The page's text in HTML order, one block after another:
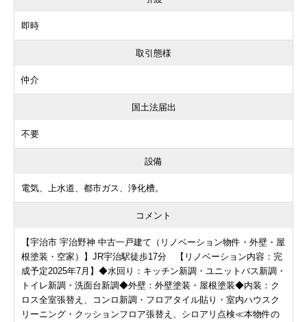
即時
取引態様
仲介
国土法届出
不要
設備
電気、上水道、都市ガス、浄化槽。
コメント
【宇治市 宇治野神 中古一戸建て（リノベーション物件・外壁・屋
根塗装・空家）】JR宇治駅徒歩17分 【リノベーション内容：完
成予定2025年7月】◆水回り：キッチン新調・ユニットバス新調・
トイレ新調・洗面台新調◆外壁：外壁塗装・屋根塗装◆内装：ク
ロス全室張替え、コンロ新調・フロアタイル貼り・室内ハウスク
リーニング・クッションフロア張替え、シロアリ点検≪本物件の